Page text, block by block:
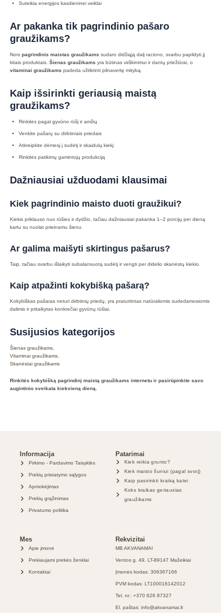
Suteikia energijos kasdieninei veiklai
Ar pakanka tik pagrindinio pašaro
graužikams?
Nors pagrindinis maistas graužikams sudaro didžiąją dalį raciono, svarbu papildyti jį
kitais produktais. Šienas graužikams yra būtinas virškinimui ir dantų priežiūrai, o
vitaminai graužikams padeda užtikrinti pilnavertę mitybą.
Kaip išsirinkti geriausią maistą
graužikams?
Rinkitės pagal gyvūno rūšį ir amžių
Venkite pašarų su dirbtiniais priedais
Atkreipkite dėmesį į sudėtį ir skaidulų kiekį
Rinkitės patikimų gamintojų produkciją
Dažniausiai užduodami klausimai
Kiek pagrindinio maisto duoti graužikui?
Kiekis priklauso nuo rūšies ir dydžio, tačiau dažniausiai pakanka 1–2 porcijų per dieną
kartu su nuolat prieinamu šienu.
Ar galima maišyti skirtingus pašarus?
Taip, tačiau svarbu išlaikyti subalansuotą sudėtį ir vengti per didelio skanėstų kiekio.
Kaip atpažinti kokybišką pašarą?
Kokybiškas pašaras neturi dirbtinių priedų, yra praturtintas natūraliomis sudedamosiomis
dalimis ir pritaikytas konkrečiai gyvūnų rūšiai.
Susijusios kategorijos
Šienas graužikams,
Vitaminai graužikams,
Skanėstai graužikams
Rinkitės kokybišką pagrindinį maistą graužikams internetu ir pasirūpinkite savo
augintinio sveikata kiekvieną dieną.
Informacija
Pirkimo - Pardavimo Taisyklės
Prekių pristatymo sąlygos
Apmokėjimas
Prekių grąžinimas
Privatumo politika
Patarimai
Kiek reikia grunto?
Kiek maisto šuniui (pagal svorį)
Kaip pasirinkti kraiką katei
Koks kraikas geriausias
graužikams
Mes
Apie įmonė
Prekiaujami prekės ženklai
Kontaktai
Rekvizitai
MB AKVANAMAI
Ventos g. 49, LT-89147 Mažeikiai
Įmonės kodas: 306367166
PVM kodas: LT100016142012
Tel. nr.: +370 626 87327
El. paštas: info@akvanamai.lt